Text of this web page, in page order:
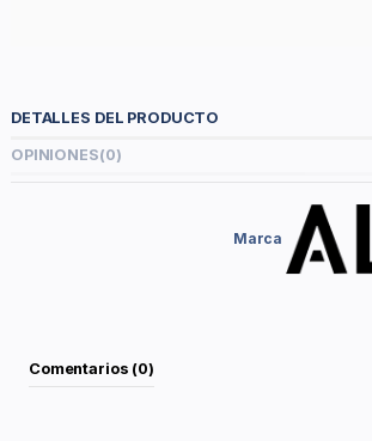
DETALLES DEL PRODUCTO
OPINIONES(0)
Marca
Comentarios (0)